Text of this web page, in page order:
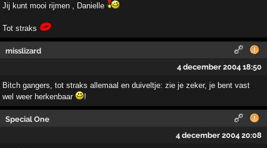
Jij kunt mooi rijmen , Danielle
Tot straks
misslizard
4 december 2004 18:50
Bitch gangers, tot straks allemaal en duiveltje: zie je zeker, je bent vast
wel weer herkenbaar
!
Special One
4 december 2004 20:08